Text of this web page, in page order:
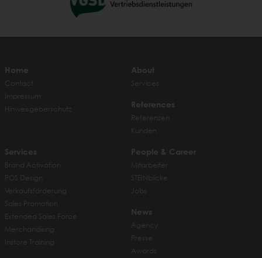
Home
Contact
Impressum
Hinweisgeberschutz
About
Services
References
Referenzen
Kunden
Services
Brand Activation
POS Design
Verkaufsförderung
Sales Promotion
Extended Sales Force
Merchandising
Instore Training
People & Career
Mitarbeiter
STEINblicke
Jobs
News
Agency
Presse
Awards